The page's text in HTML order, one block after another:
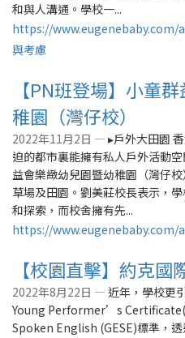
和與人溝通。學校一...
https://www.eugenebaby.com/
與考慮
【PN班登場】小童
稚園（灣仔校）
2022年11月2日 — ▸戶外大田園
迫的都市裏能擁有私人戶外活動
益會樂緻幼兒園暨幼稚園（灣仔
草場及田園。劉美莊校長表示，
和探索，而校舍擁有先...
https://www.eugenebaby.com/
【校園直擊】約克
2022年8月22日 — 近年，學校更
Young Performer’s
Spoken English (GESE)標準，透